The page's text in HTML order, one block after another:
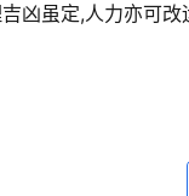
凶虽定,人力亦可改